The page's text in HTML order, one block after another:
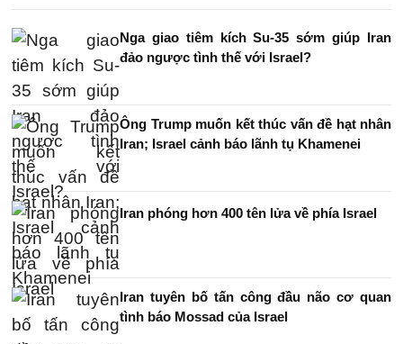
Nga giao tiêm kích Su-35 sớm giúp Iran
đảo ngược tình thế với Israel?
Ông Trump muốn kết thúc vấn đề hạt nhân
Iran; Israel cảnh báo lãnh tụ Khamenei
Iran phóng hơn 400 tên lửa về phía Israel
Iran tuyên bố tấn công đầu não cơ quan
tình báo Mossad của Israel